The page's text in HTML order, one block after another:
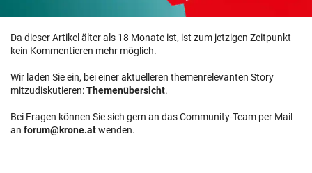
Da dieser Artikel älter als 18 Monate ist, ist zum jetzigen Zeitpunkt
kein Kommentieren mehr möglich.
Wir laden Sie ein, bei einer aktuelleren themenrelevanten Story
mitzudiskutieren:Themenübersicht.
Bei Fragen können Sie sich gern an das Community-Team per Mail
an forum@krone.atwenden.